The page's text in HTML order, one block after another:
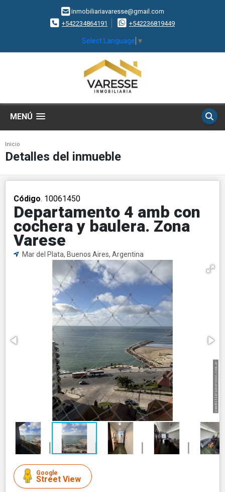
inmobiliariavaresse@gmail.com
+542234864191
+542236819449
Select Language ▼
MENÚ
Inicio
Detalles del inmueble
Código. 10061450
Departamento 4 amb con
cochera y baulera. Zona
Varese
Mar del Plata, Buenos Aires, Argentina
Google
Street View